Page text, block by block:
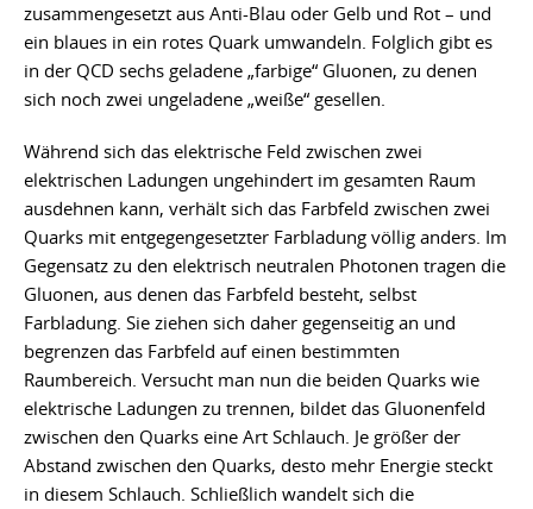
zusammengesetzt aus Anti-Blau oder Gelb und Rot – und
ein blaues in ein rotes Quark umwandeln. Folglich gibt es
in der QCD sechs geladene „farbige“ Gluonen, zu denen
sich noch zwei ungeladene „weiße“ gesellen.
Während sich das elektrische Feld zwischen zwei
elektrischen Ladungen ungehindert im gesamten Raum
ausdehnen kann, verhält sich das Farbfeld zwischen zwei
Quarks mit entgegengesetzter Farbladung völlig anders. Im
Gegensatz zu den elektrisch neutralen Photonen tragen die
Gluonen, aus denen das Farbfeld besteht, selbst
Farbladung. Sie ziehen sich daher gegenseitig an und
begrenzen das Farbfeld auf einen bestimmten
Raumbereich. Versucht man nun die beiden Quarks wie
elektrische Ladungen zu trennen, bildet das Gluonenfeld
zwischen den Quarks eine Art Schlauch. Je größer der
Abstand zwischen den Quarks, desto mehr Energie steckt
in diesem Schlauch. Schließlich wandelt sich die